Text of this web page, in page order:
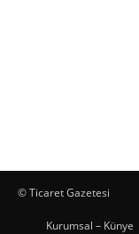
© Ticaret Gazetesi
Kurumsal – Künye